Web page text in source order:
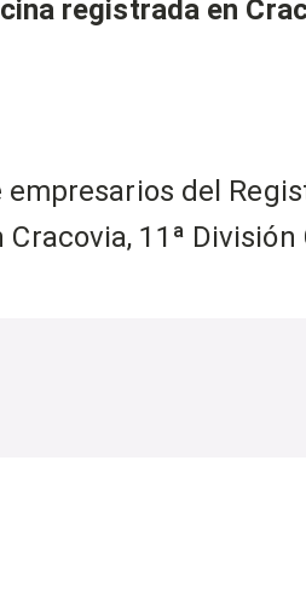
registrada en
del
11ª